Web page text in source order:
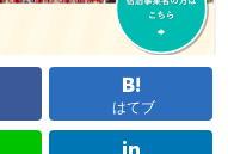
はてブ